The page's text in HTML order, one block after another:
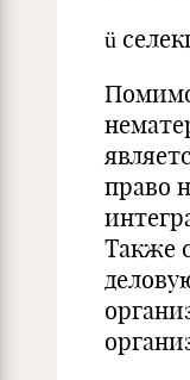
ü
право
Также